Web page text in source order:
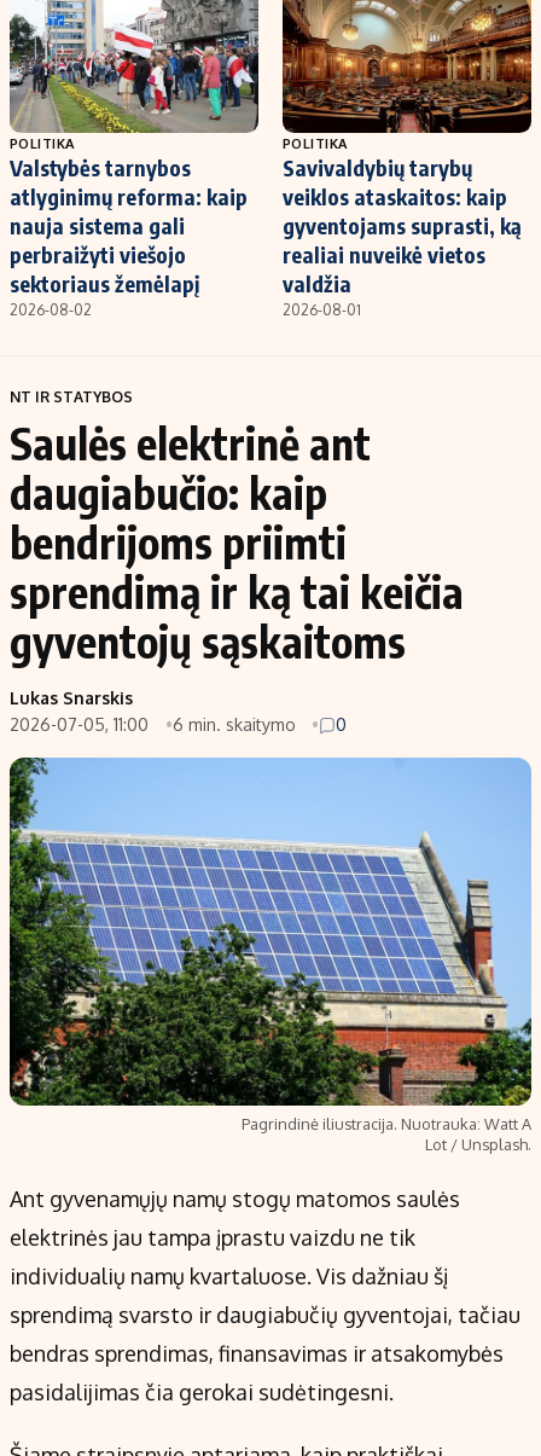
POLITIKA
Valstybės tarnybos
atlyginimų reforma: kaip
nauja sistema gali
perbraižyti viešojo
sektoriaus žemėlapį
2026-08-02
POLITIKA
Savivaldybių tarybų
veiklos ataskaitos: kaip
gyventojams suprasti, ką
realiai nuveikė vietos
valdžia
2026-08-01
NT IR STATYBOS
Saulės elektrinė ant
daugiabučio: kaip
bendrijoms priimti
sprendimą ir ką tai keičia
gyventojų sąskaitoms
Lukas Snarskis
2026-07-05, 11:00
6 min. skaitymo 0
Pagrindinė iliustracija. Nuotrauka: Watt A
Lot / Unsplash.
Ant gyvenamųjų namų stogų matomos saulės
elektrinės jau tampa įprastu vaizdu ne tik
individualių namų kvartaluose. Vis dažniau šį
sprendimą svarsto ir daugiabučių gyventojai, tačiau
bendras sprendimas, finansavimas ir atsakomybės
pasidalijimas čia gerokai sudėtingesni.